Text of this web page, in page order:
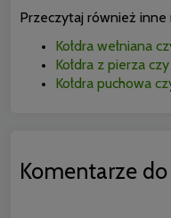
Przeczytaj również inne
Kołdra wełniana
Kołdra z pierza
Kołdra puchowa
Komentarze